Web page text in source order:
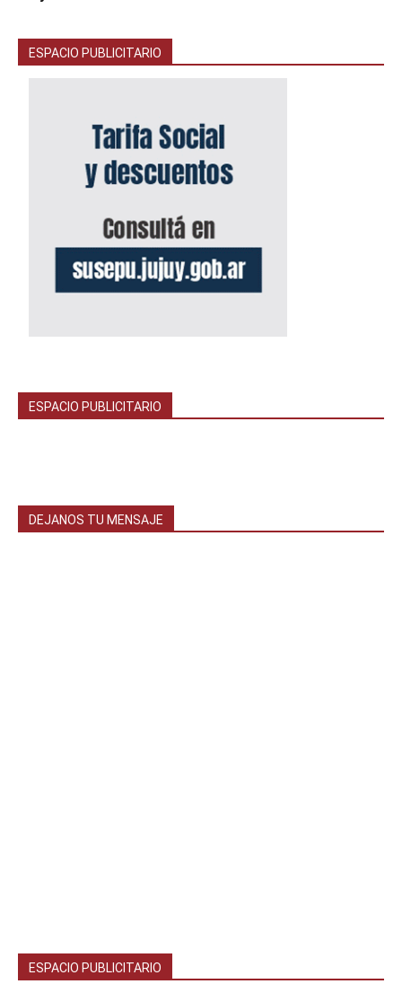
ESPACIO PUBLICITARIO
ESPACIO PUBLICITARIO
DEJANOS TU MENSAJE
ESPACIO PUBLICITARIO